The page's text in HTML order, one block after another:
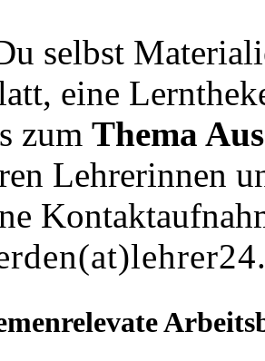
selbst
eine
zum Thema
Lehrerinnen